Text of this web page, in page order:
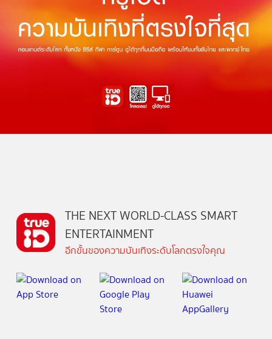
THE NEXT WORLD-CLASS SMART
ENTERTAINMENT
อีกขั้นของความบันเทิงระดับโลกตรงใจคุณ